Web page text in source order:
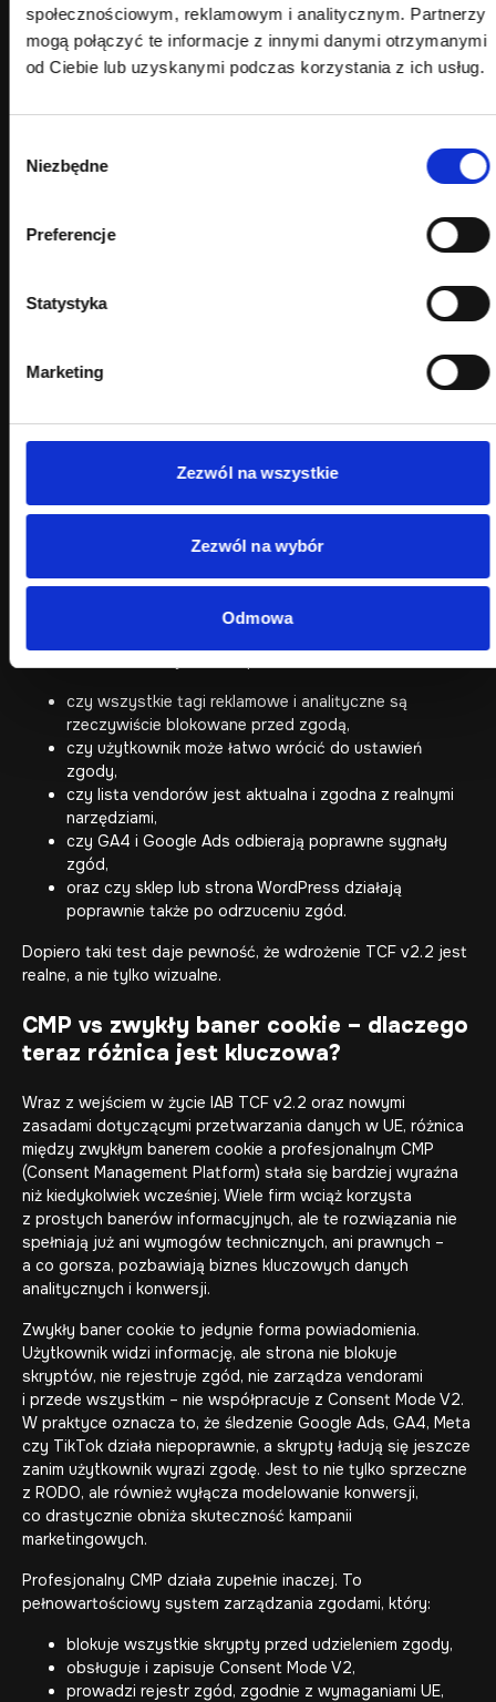
społecznościowym, reklamowym i analitycznym. Partnerzy
mogą połączyć te informacje z innymi danymi otrzymanymi
od Ciebie lub uzyskanymi podczas korzystania z ich usług.
zgody
Niezbędne
Preferencje
Statystyka
Marketing
Zezwól na wszystkie
Zezwól na wybór
Odmowa
vendorów IAB ze szczegółowym opisem
Osadzenie CMP w WordPress /
WooCommerce
instalacja pluginu,
integracja z Google Tag Manager.
Testy z Google Consent Mode V2
zmianę zgód,
i analytics_storage,
testy w Google Ads → Enhanced Conversions.
Jeżeli chcesz przejść od teorii do pełnego wdrożenia
po stronie Google, zajrzyj również tutaj:
Krótka checklista po wdrożeniu
czy wszystkie tagi reklamowe i analityczne są
rzeczywiście blokowane przed zgodą,
czy użytkownik może łatwo wrócić do ustawień
zgody,
czy lista vendorów jest aktualna i zgodna z realnymi
narzędziami,
czy GA4 i Google Ads odbierają poprawne sygnały
zgód,
oraz czy sklep lub strona WordPress działają
poprawnie także po odrzuceniu zgód.
Dopiero taki test daje pewność, że wdrożenie TCF v2.2 jest
realne, a nie tylko wizualne.
CMP vs zwykły baner cookie – dlaczego
teraz różnica jest kluczowa?
Wraz z wejściem w życie IAB TCF v2.2 oraz nowymi
zasadami dotyczącymi przetwarzania danych w UE, różnica
między zwykłym banerem cookie a profesjonalnym CMP
(Consent Management Platform) stała się bardziej wyraźna
niż kiedykolwiek wcześniej. Wiele firm wciąż korzysta
z prostych banerów informacyjnych, ale te rozwiązania nie
spełniają już ani wymogów technicznych, ani prawnych –
a co gorsza, pozbawiają biznes kluczowych danych
analitycznych i konwersji.
Zwykły baner cookie to jedynie forma powiadomienia.
Użytkownik widzi informację, ale strona nie blokuje
skryptów, nie rejestruje zgód, nie zarządza vendorami
i przede wszystkim – nie współpracuje z Consent Mode V2.
W praktyce oznacza to, że śledzenie Google Ads, GA4, Meta
czy TikTok działa niepoprawnie, a skrypty ładują się jeszcze
zanim użytkownik wyrazi zgodę. Jest to nie tylko sprzeczne
z RODO, ale również wyłącza modelowanie konwersji,
co drastycznie obniża skuteczność kampanii
marketingowych.
Profesjonalny CMP działa zupełnie inaczej. To
pełnowartościowy system zarządzania zgodami, który:
blokuje wszystkie skrypty przed udzieleniem zgody,
obsługuje i zapisuje Consent Mode V2,
prowadzi rejestr zgód, zgodnie z wymaganiami UE,